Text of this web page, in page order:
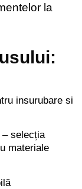
la
insurubare si
selecția
materiale